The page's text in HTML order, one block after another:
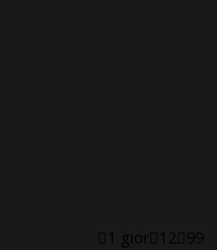
1 gior 12 99